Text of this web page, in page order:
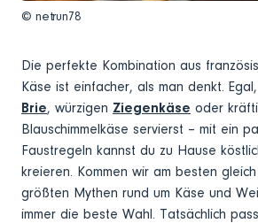
© netrun78
Die perfekte Kombination aus
Käse ist einfacher, als man denkt.
Brie, würzigen Ziegenkäse oder
Blauschimmelkäse servierst – mit ein
Faustregeln kannst du zu Hause
kreieren. Kommen wir am besten
größten Mythen rund um Käse und
immer die beste Wahl. Tatsächlich